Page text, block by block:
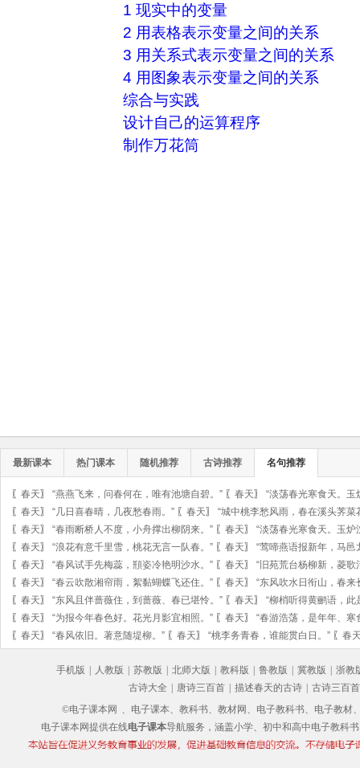
1 现实中的变量
2 用表格表示变量之间的关系
3 用关系式表示变量之间的关系
4 用图象表示变量之间的关系
综合与实践
设计自己的运算程序
制作万花筒
最新课本 热门课本 随机推荐 古诗推荐 名句推荐
〖 春天〗 “燕燕飞来，问春何在，唯有池塘自碧。” 〖 春天〗 “淡荡春光寒食天。
〖 春天〗 “几日喜春晴，几夜愁春雨。” 〖 春天〗 “城中桃李愁风雨，春在溪头荠菜
〖 春天〗 “春雨断桥人不度，小舟撑出柳阴来。” 〖 春天〗 “淡荡春光寒食天。玉炉
〖 春天〗 “浪花有意千里雪，桃花无言一队春。” 〖 春天〗 “莺啼燕语报新年，马邑
〖 春天〗 “春风试手先梅蕊，頩姿冷艳明沙水。” 〖 春天〗 “旧苑荒台杨柳新，菱歌
〖 春天〗 “春云吹散湘帘雨，絮黏蝴蝶飞还住。” 〖 春天〗 “东风吹水日衔山，春来
〖 春天〗 “东风且伴蔷薇住，到蔷薇、春已堪怜。” 〖 春天〗 “柳梢听得黄鹂语，此
〖 春天〗 “为报今年春色好。花光月影宜相照。” 〖 春天〗 “春游浩荡，是年年、寒
〖 春天〗 “春风依旧。著意随堤柳。” 〖 春天〗 “桃李务青春，谁能贯白日。” 〖 春
手机版 人教版 苏教版 北师大版 教科版 鲁教版 冀教版
浙教
古诗大全
唐诗三百首 描述春天的古诗
古诗三百首
©电子课本网 、电子课本、教科书、教材网、电子教科书、电子教材
电子课本网提供在线电子课本导航服务，涵盖小学、初中和高中电子教科